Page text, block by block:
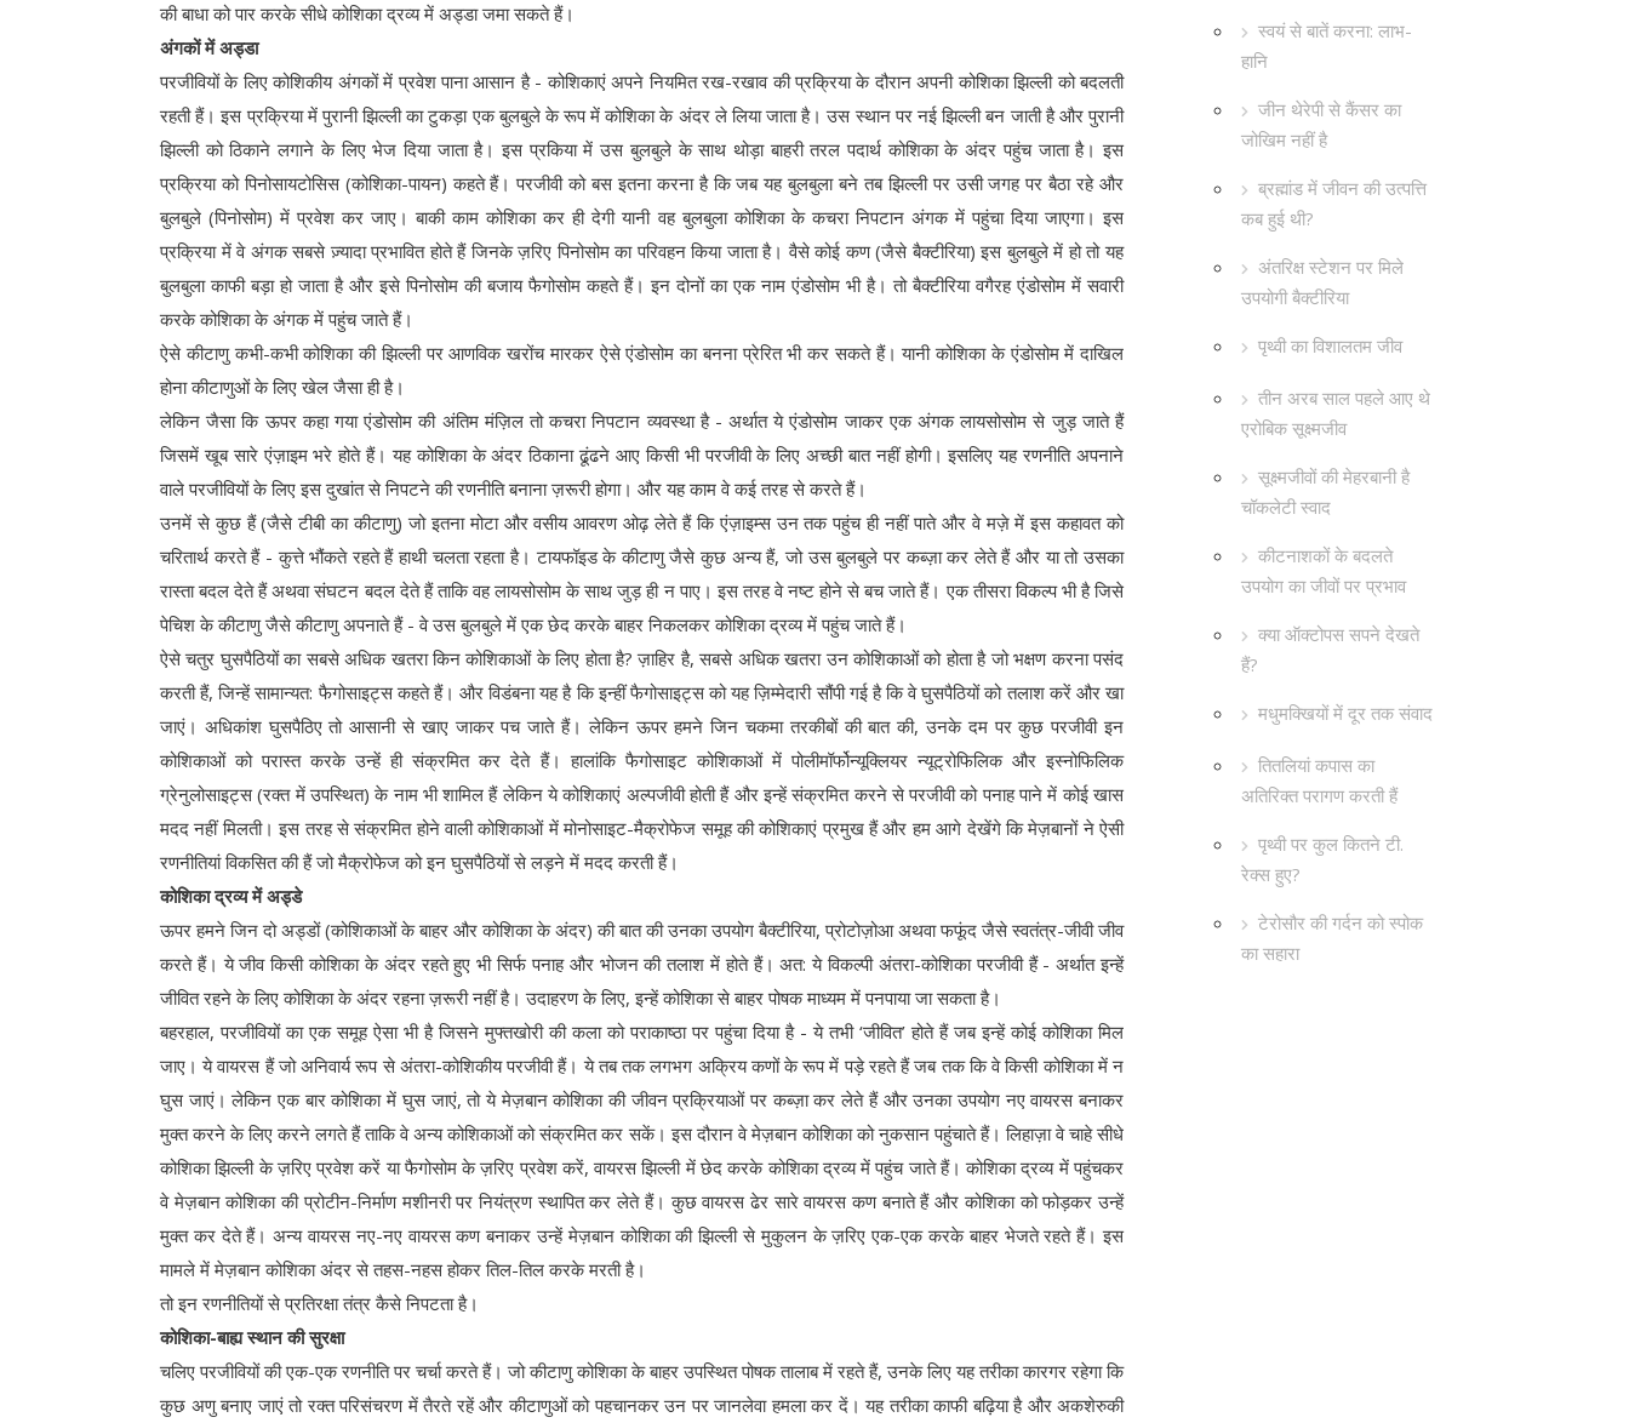
स्वयं से बातें करना: लाभ-
हानि
जीन थेरेपी से कैंसर का
जोखिम नहीं है
ब्रह्मांड में जीवन की उत्पत्ति
कब हुई थी?
अंतरिक्ष स्टेशन पर मिले
उपयोगी बैक्टीरिया
पृथ्वी का विशालतम जीव
तीन अरब साल पहले आए थे
एरोबिक सूक्ष्मजीव
सूक्ष्मजीवों की मेहरबानी है
चॉकलेटी स्वाद
कीटनाशकों के बदलते
उपयोग का जीवों पर प्रभाव
क्या ऑक्टोपस सपने देखते
हैं?
मधुमक्खियों में दूर तक संवाद
तितलियां कपास का
अतिरिक्त परागण करती हैं
पृथ्वी पर कुल कितने टी.
रेक्स हुए?
टेरोसौर की गर्दन को स्पोक
का सहारा
की बाधा को पार करके सीधे कोशिका द्रव्य में अड्डा जमा सकते हैं।
अंगकों में अड्डा
परजीवियों के लिए कोशिकीय अंगकों में प्रवेश पाना आसान है - कोशिकाएं अपने नियमित रख-रखाव की प्रक्रिया के दौरान अपनी कोशिका झिल्ली को बदलती
रहती हैं। इस प्रक्रिया में पुरानी झिल्ली का टुकड़ा एक बुलबुले के रूप में कोशिका के अंदर ले लिया जाता है। उस स्थान पर नई झिल्ली बन जाती है और पुरानी
झिल्ली को ठिकाने लगाने के लिए भेज दिया जाता है। इस प्रकिया में उस बुलबुले के साथ थोड़ा बाहरी तरल पदार्थ कोशिका के अंदर पहुंच जाता है। इस
प्रक्रिया को पिनोसायटोसिस (कोशिका-पायन) कहते हैं। परजीवी को बस इतना करना है कि जब यह बुलबुला बने तब झिल्ली पर उसी जगह पर बैठा रहे और
बुलबुले (पिनोसोम) में प्रवेश कर जाए। बाकी काम कोशिका कर ही देगी यानी वह बुलबुला कोशिका के कचरा निपटान अंगक में पहुंचा दिया जाएगा। इस
प्रक्रिया में वे अंगक सबसे ज़्यादा प्रभावित होते हैं जिनके ज़रिए पिनोसोम का परिवहन किया जाता है। वैसे कोई कण (जैसे बैक्टीरिया) इस बुलबुले में हो तो यह
बुलबुला काफी बड़ा हो जाता है और इसे पिनोसोम की बजाय फैगोसोम कहते हैं। इन दोनों का एक नाम एंडोसोम भी है। तो बैक्टीरिया वगैरह एंडोसोम में सवारी
करके कोशिका के अंगक में पहुंच जाते हैं।
ऐसे कीटाणु कभी-कभी कोशिका की झिल्ली पर आणविक खरोंच मारकर ऐसे एंडोसोम का बनना प्रेरित भी कर सकते हैं। यानी कोशिका के एंडोसोम में दाखिल
होना कीटाणुओं के लिए खेल जैसा ही है।
लेकिन जैसा कि ऊपर कहा गया एंडोसोम की अंतिम मंज़िल तो कचरा निपटान व्यवस्था है - अर्थात ये एंडोसोम जाकर एक अंगक लायसोसोम से जुड़ जाते हैं
जिसमें खूब सारे एंज़ाइम भरे होते हैं। यह कोशिका के अंदर ठिकाना ढूंढने आए किसी भी परजीवी के लिए अच्छी बात नहीं होगी। इसलिए यह रणनीति अपनाने
वाले परजीवियों के लिए इस दुखांत से निपटने की रणनीति बनाना ज़रूरी होगा। और यह काम वे कई तरह से करते हैं।
उनमें से कुछ हैं (जैसे टीबी का कीटाणु) जो इतना मोटा और वसीय आवरण ओढ़ लेते हैं कि एंज़ाइम्स उन तक पहुंच ही नहीं पाते और वे मज़े में इस कहावत को
चरितार्थ करते हैं - कुत्ते भौंकते रहते हैं हाथी चलता रहता है। टायफॉइड के कीटाणु जैसे कुछ अन्य हैं, जो उस बुलबुले पर कब्ज़ा कर लेते हैं और या तो उसका
रास्ता बदल देते हैं अथवा संघटन बदल देते हैं ताकि वह लायसोसोम के साथ जुड़ ही न पाए। इस तरह वे नष्ट होने से बच जाते हैं। एक तीसरा विकल्प भी है जिसे
पेचिश के कीटाणु जैसे कीटाणु अपनाते हैं - वे उस बुलबुले में एक छेद करके बाहर निकलकर कोशिका द्रव्य में पहुंच जाते हैं।
ऐसे चतुर घुसपैठियों का सबसे अधिक खतरा किन कोशिकाओं के लिए होता है? ज़ाहिर है, सबसे अधिक खतरा उन कोशिकाओं को होता है जो भक्षण करना पसंद
करती हैं, जिन्हें सामान्यत: फैगोसाइट्स कहते हैं। और विडंबना यह है कि इन्हीं फैगोसाइट्स को यह ज़िम्मेदारी सौंपी गई है कि वे घुसपैठियों को तलाश करें और खा
जाएं। अधिकांश घुसपैठिए तो आसानी से खाए जाकर पच जाते हैं। लेकिन ऊपर हमने जिन चकमा तरकीबों की बात की, उनके दम पर कुछ परजीवी इन
कोशिकाओं को परास्त करके उन्हें ही संक्रमित कर देते हैं। हालांकि फैगोसाइट कोशिकाओं में पोलीमॉर्फोन्यूक्लियर न्यूट्रोफिलिक और इस्नोफिलिक
ग्रेनुलोसाइट्स (रक्त में उपस्थित) के नाम भी शामिल हैं लेकिन ये कोशिकाएं अल्पजीवी होती हैं और इन्हें संक्रमित करने से परजीवी को पनाह पाने में कोई खास
मदद नहीं मिलती। इस तरह से संक्रमित होने वाली कोशिकाओं में मोनोसाइट-मैक्रोफेज समूह की कोशिकाएं प्रमुख हैं और हम आगे देखेंगे कि मेज़बानों ने ऐसी
रणनीतियां विकसित की हैं जो मैक्रोफेज को इन घुसपैठियों से लड़ने में मदद करती हैं।
कोशिका द्रव्य में अड्डे
ऊपर हमने जिन दो अड्डों (कोशिकाओं के बाहर और कोशिका के अंदर) की बात की उनका उपयोग बैक्टीरिया, प्रोटोज़ोआ अथवा फफूंद जैसे स्वतंत्र-जीवी जीव
करते हैं। ये जीव किसी कोशिका के अंदर रहते हुए भी सिर्फ पनाह और भोजन की तलाश में होते हैं। अत: ये विकल्पी अंतरा-कोशिका परजीवी हैं - अर्थात इन्हें
जीवित रहने के लिए कोशिका के अंदर रहना ज़रूरी नहीं है। उदाहरण के लिए, इन्हें कोशिका से बाहर पोषक माध्यम में पनपाया जा सकता है।
बहरहाल, परजीवियों का एक समूह ऐसा भी है जिसने मुफ्तखोरी की कला को पराकाष्ठा पर पहुंचा दिया है - ये तभी ‘जीवित’ होते हैं जब इन्हें कोई कोशिका मिल
जाए। ये वायरस हैं जो अनिवार्य रूप से अंतरा-कोशिकीय परजीवी हैं। ये तब तक लगभग अक्रिय कणों के रूप में पड़े रहते हैं जब तक कि वे किसी कोशिका में न
घुस जाएं। लेकिन एक बार कोशिका में घुस जाएं, तो ये मेज़बान कोशिका की जीवन प्रक्रियाओं पर कब्ज़ा कर लेते हैं और उनका उपयोग नए वायरस बनाकर
मुक्त करने के लिए करने लगते हैं ताकि वे अन्य कोशिकाओं को संक्रमित कर सकें। इस दौरान वे मेज़बान कोशिका को नुकसान पहुंचाते हैं। लिहाज़ा वे चाहे सीधे
कोशिका झिल्ली के ज़रिए प्रवेश करें या फैगोसोम के ज़रिए प्रवेश करें, वायरस झिल्ली में छेद करके कोशिका द्रव्य में पहुंच जाते हैं। कोशिका द्रव्य में पहुंचकर
वे मेज़बान कोशिका की प्रोटीन-निर्माण मशीनरी पर नियंत्रण स्थापित कर लेते हैं। कुछ वायरस ढेर सारे वायरस कण बनाते हैं और कोशिका को फोड़कर उन्हें
मुक्त कर देते हैं। अन्य वायरस नए-नए वायरस कण बनाकर उन्हें मेज़बान कोशिका की झिल्ली से मुकुलन के ज़रिए एक-एक करके बाहर भेजते रहते हैं। इस
मामले में मेज़बान कोशिका अंदर से तहस-नहस होकर तिल-तिल करके मरती है।
तो इन रणनीतियों से प्रतिरक्षा तंत्र कैसे निपटता है।
कोशिका-बाह्य स्थान की सुरक्षा
चलिए परजीवियों की एक-एक रणनीति पर चर्चा करते हैं। जो कीटाणु कोशिका के बाहर उपस्थित पोषक तालाब में रहते हैं, उनके लिए यह तरीका कारगर रहेगा कि
कुछ अणु बनाए जाएं तो रक्त परिसंचरण में तैरते रहें और कीटाणुओं को पहचानकर उन पर जानलेवा हमला कर दें। यह तरीका काफी बढ़िया है और अकशेरुकी